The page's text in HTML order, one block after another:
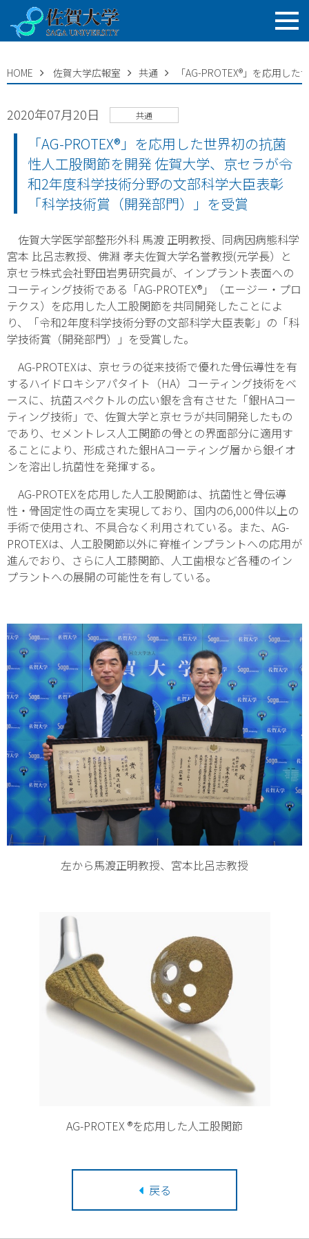
HOME 佐賀大学広報室 共通 「AG-PROTEX®」を応用し
2020年07月20日 共通
「AG-PROTEX®」を応用した世界初の抗菌
性人工股関節を開発 佐賀大学、京セラが令
和2年度科学技術分野の文部科学大臣表彰
「科学技術賞（開発部門）」を受賞
佐賀大学医学部整形外科 馬渡 正明教授、同病因病態科学
宮本 比呂志教授、佛淵 孝夫佐賀大学名誉教授(元学長）と
京セラ株式会社野田岩男研究員が、インプラント表面への
コーティング技術である「AG-PROTEX® 」（エージー・プロ
テクス）を応用した人工股関節を共同開発したことによ
り、「令和2年度科学技術分野の文部科学大臣表彰」の「科
学技術賞（開発部門）」を受賞した。
AG-PROTEXは、京セラの従来技術で優れた骨伝導性を有
するハイドロキシアパタイト（HA）コーティング技術をベ
ースに、抗菌スペクトルの広い銀を含有させた「銀HAコー
ティング技術」で、佐賀大学と京セラが共同開発したもの
であり、セメントレス人工関節の骨との界面部分に適用す
ることにより、形成された銀HAコーティング層から銀イオ
ンを溶出し抗菌性を発揮する。
AG-PROTEXを応用した人工股関節は、抗菌性と骨伝導
性・骨固定性の両立を実現しており、国内の6,000件以上の
手術で使用され、不具合なく利用されている。また、AG-
PROTEXは、人工股関節以外に脊椎インプラントへの応用が
進んでおり、さらに人工膝関節、人工歯根など各種のイン
プラントへの展開の可能性を有している。
左から馬渡正明教授、宮本比呂志教授
AG-PROTEX ®を応用した人工股関節
戻る